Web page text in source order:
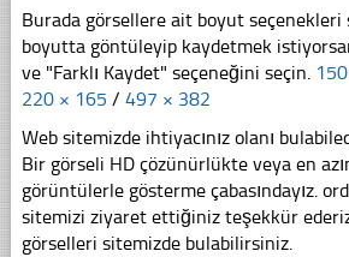
Burada görsellere ait boyut
boyutta göntüleyip kaydetmek
ve "Farklı Kaydet" seçeneğini seçin.
220 × 165 / 497 × 382
Web sitemizde ihtiyacınız olanı
Bir görseli HD çözünürlükte veya en
görüntülerle gösterme çabasındayız.
sitemizi ziyaret ettiğiniz teşekkür ederiz.
görselleri sitemizde bulabilirsiniz.